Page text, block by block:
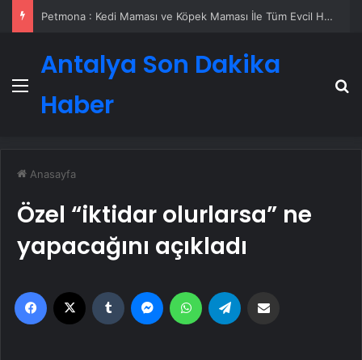
Petmona : Kedi Maması ve Köpek Maması İle Tüm Evcil Hayvan Ürünleri
Menü
Antalya Son Dakika
Haber
Anasayfa
Özel “iktidar olurlarsa” ne
yapacağını açıkladı
Facebook Tumblr MessengerWhatsApp